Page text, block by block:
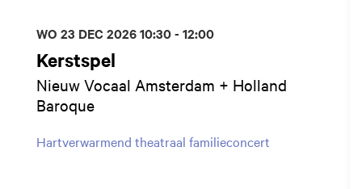
Kerstspel
Nieuw Vocaal Amsterdam + Holland
Baroque
Hartverwarmend theatraal familieconcert
WO 23 DEC 202610:30 - 12:00